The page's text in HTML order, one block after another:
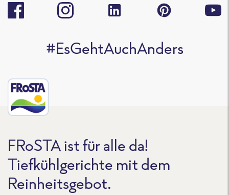
#EsGehtAuchAnders
FRoSTA ist für alle da!
Tiefkühlgerichte mit dem
Reinheitsgebot.